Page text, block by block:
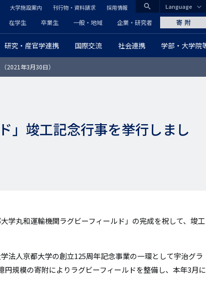
CLOSE
search
研究・産官学連携 国際交流 社会連携 学部・大学院
在学生 卒業生 一般・地域 企業・研究者
大学施設案内 刊行物・資料請求 採用情報
寄附
Language
2021年3月30日）
」竣工記念行事を挙行しまし
学丸和運輸機関ラグビーフィールド」の完成を祝して、竣工
法人京都大学の創立125周年記念事業の一環として宇治グラ
円規模の寄附によりラグビーフィールドを整備し、本年3月に